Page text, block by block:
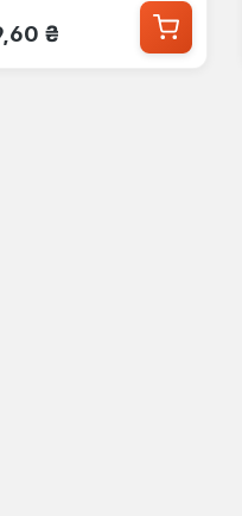
ціна:
₴